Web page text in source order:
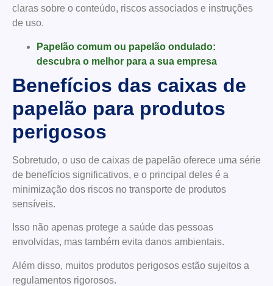
claras sobre o conteúdo, riscos associados e instruções
de uso.
Papelão comum ou papelão ondulado:
descubra o melhor para a sua empresa
Benefícios das caixas de
papelão para produtos
perigosos
Sobretudo, o uso de caixas de papelão oferece uma série
de benefícios significativos, e o principal deles é a
minimização dos riscos no transporte de produtos
sensíveis.
Isso não apenas protege a saúde das pessoas
envolvidas, mas também evita danos ambientais.
Além disso, muitos produtos perigosos estão sujeitos a
regulamentos rigorosos.